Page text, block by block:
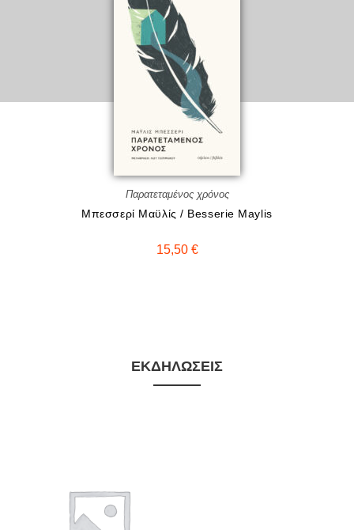
Παρατεταμένος χρόνος
Μπεσσερί Μαϋλίς / Besserie Maylis
15,50 €
ΕΚΔΗΛΏΣΕΙΣ